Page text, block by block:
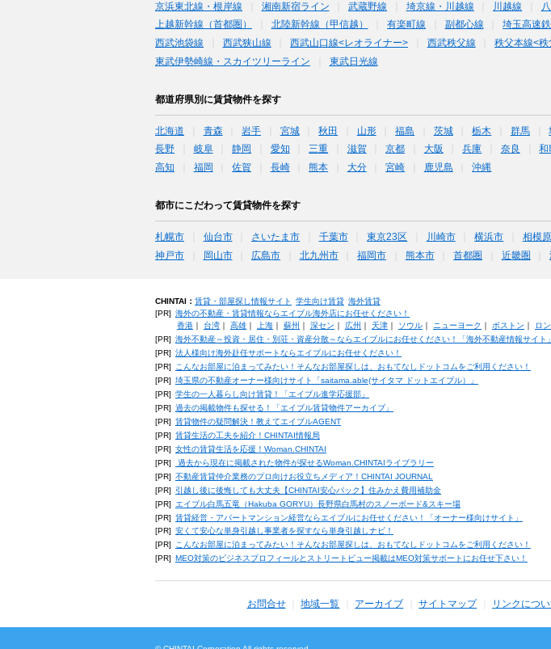
京浜東北線・根岸線 湘南新宿ライン 武蔵野線 埼京線・川越線 川越線
上越新幹線（首都圏）
北陸新幹線（甲信越） 有楽町線 副都心線 埼玉高速
西武池袋線
西武狭山線 西武山口線<レオライナー> 西武秩父線 秩父本線<秩
東武伊勢崎線・スカイツリーライン
東武日光線
都道府県別に賃貸物件を探す
北海道 青森 岩手 宮城 秋田 山形 福島 茨城 栃木 群馬
長野
岐阜 静岡 愛知 三重 滋賀 京都 大阪 兵庫 奈良 和
高知
福岡 佐賀 長崎 熊本 大分 宮崎 鹿児島 沖縄
都市にこだわって賃貸物件を探す
札幌市 仙台市 さいたま市 千葉市 東京23区 川崎市 横浜市 相模
神戸市
岡山市 広島市 北九州市 福岡市 熊本市 首都圏 近畿圏
CHINTAI： 賃貸・部屋探し情報サイト 学生向け賃貸 海外賃貸
[PR] 海外の不動産・賃貸情報ならエイブル海外店にお任せください！
香港｜ 台湾｜ 高雄｜ 上海｜ 蘇州 ｜ 深セン ｜ 広州 ｜ 天津｜ ソウル｜ ニューヨーク ｜ ボストン ｜ ロ
[PR] 海外不動産～投資・居住・別荘・資産分散～ならエイブルにお任せください！「海外不動産情報サイト」
[PR] 法人様向け海外赴任サポートならエイブルにお任せください！
[PR]
こんなお部屋に泊まってみたい！そんなお部屋探しは、おもてなしドットコムをご利用ください！
[PR] 埼玉県の不動産オーナー様向けサイト「saitama.able(サイタマ ドットエイブル）」
[PR] 学生の一人暮らし向け賃貸！「エイブル進学応援部」
[PR] 過去の掲載物件も探せる！「エイブル賃貸物件アーカイブ」
[PR] 賃貸物件の疑問解決！教えてエイブルAGENT
[PR] 賃貸生活の工夫を紹介！CHINTAI情報局
[PR] 女性の賃貸生活を応援！Woman.CHINTAI
[PR]
過去から現在に掲載された物件が探せるWoman.CHINTAIライブラリー
[PR] 不動産賃貸仲介業務のプロ向けお役立ちメディア！CHINTAI JOURNAL
[PR]
引越し後に後悔しても大丈夫【CHINTAI安心パック】住みかえ費用補助金
[PR]
エイブル白馬五竜（Hakuba GORYU）長野県白馬村のスノーボード&スキー場
[PR] 賃貸経営・アパートマンション経営ならエイブルにお任せください！「オーナー様向けサイト」
[PR] 安くて安心な単身引越し事業者を探すなら単身引越しナビ！
[PR]
こんなお部屋に泊まってみたい！そんなお部屋探しは、おもてなしドットコムをご利用ください！
[PR]
MEO対策のビジネスプロフィールとストリートビュー掲載はMEO対策サポートにお任せ下さい！
お問合せ 地域一覧 アーカイブ サイトマップ リンクにつ